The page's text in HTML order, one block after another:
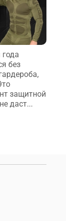
без
защитной
даст...